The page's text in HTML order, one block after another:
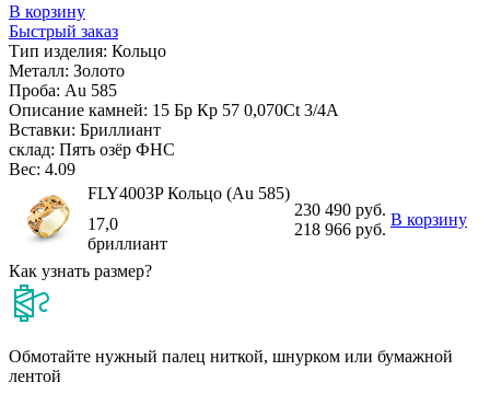
В корзину
Быстрый заказ
Тип изделия: Кольцо
Металл: Золото
Проба: Au 585
Описание камней: 15 Бр Кр 57 0,070Ct 3/4А
Вставки: Бриллиант
склад: Пять озёр ФНС
Вес: 4.09
FLY4003P Кольцо (Au 585)
230 490 руб.
218 966 руб.
В корзину
17,0
бриллиант
Как узнать размер?
Обмотайте нужный палец ниткой, шнурком или бумажной
лентой